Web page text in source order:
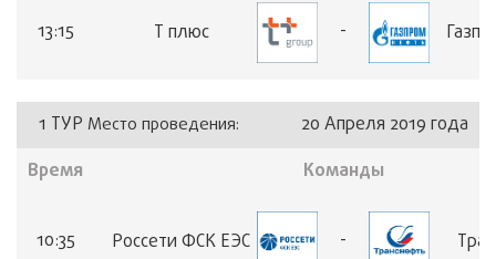
13:15 Т плюс -
1 ТУР Место проведения:
20 Апреля 2019 года
Время
Команды
10:35 Россети ФСК ЕЭС -